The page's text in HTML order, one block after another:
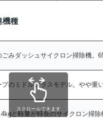
機種
ごみダッシュサイクロン掃除機。
プのミドルクラスモデル。やや重
と軽量が特長のサイクロン掃
スクロールできます